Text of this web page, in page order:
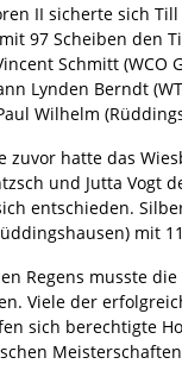
II sicherte sich Till
97 Scheiben den
Schmitt (WCO
Lynden Berndt
Wilhelm
zuvor hatte das
und Jutta Vogt
entschieden.
mit
Regens musste
Viele der
sich berechtigte